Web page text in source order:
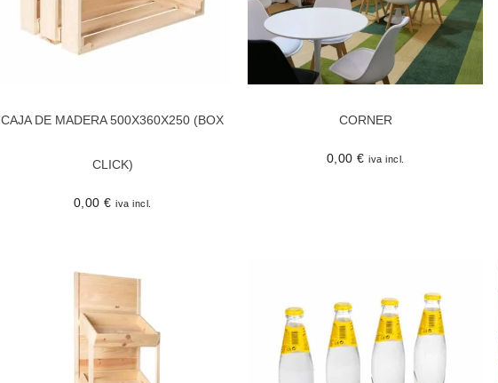
CAJA DE MADERA 500X360X250 (BOX
CLICK)
0,00 € iva incl.
CORNER
0,00 € iva incl.